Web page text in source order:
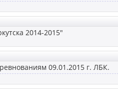
2014-2015"
09.01.2015 г. ЛБК.